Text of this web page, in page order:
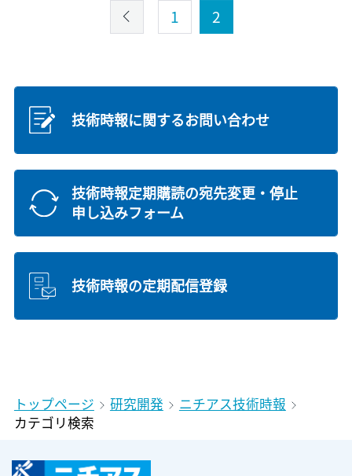
1 2
技術時報に関するお問い合わせ
技術時報定期購読の宛先変更・停止
申し込みフォーム
技術時報の定期配信登録
トップページ 研究開発
ニチアス技術時報
カテゴリ検索